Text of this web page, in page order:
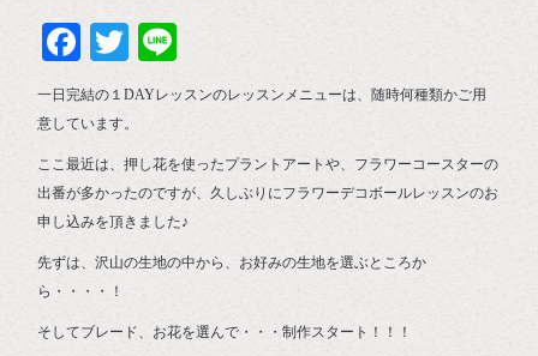
Facebook
Twitter
一日完結の１DAYレッスンのレッスンメニューは、随時何種類かご用
意しています。
ここ最近は、押し花を使ったプラントアートや、フラワーコースターの
出番が多かったのですが、久しぶりにフラワーデコボールレッスンのお
申し込みを頂きました♪
先ずは、沢山の生地の中から、お好みの生地を選ぶところか
ら・・・・！
そしてブレード、お花を選んで・・・制作スタート！！！